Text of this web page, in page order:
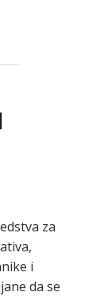
za
i
da se